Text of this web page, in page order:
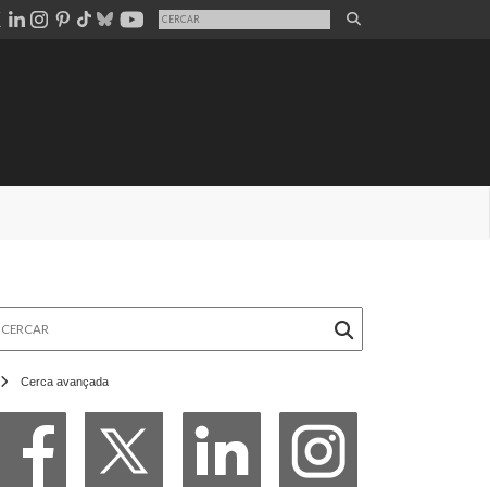
Cerca avançada